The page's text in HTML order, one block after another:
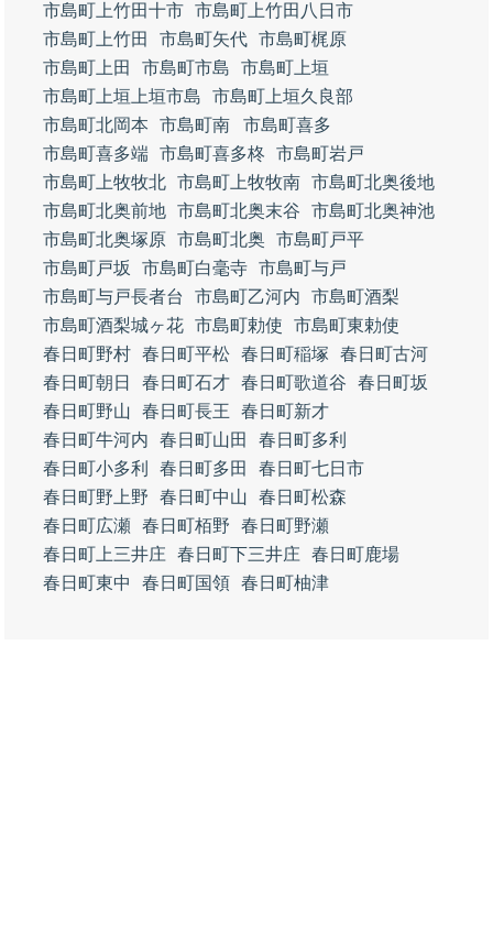
市島町上竹田十市 市島町上竹田八日市
市島町上竹田
市島町矢代 市島町梶原
市島町上田
市島町市島
市島町上垣
市島町上垣上垣市島
市島町上垣久良部
市島町北岡本
市島町南
市島町喜多
市島町喜多端 市島町喜多柊
市島町岩戸
市島町上牧牧北 市島町上牧牧南 市島町北奥後地
市島町北奥前地 市島町北奥末谷
市島町北奥神池
市島町北奥塚原 市島町北奥
市島町戸平
市島町戸坂
市島町白毫寺 市島町与戸
市島町与戸長者台
市島町乙河内
市島町酒梨
市島町酒梨城ヶ花 市島町勅使
市島町東勅使
春日町野村 春日町平松 春日町稲塚
春日町古河
春日町朝日
春日町石才 春日町歌道谷
春日町坂
春日町野山
春日町長王
春日町新才
春日町牛河内
春日町山田
春日町多利
春日町小多利
春日町多田
春日町七日市
春日町野上野
春日町中山
春日町松森
春日町広瀬 春日町栢野
春日町野瀬
春日町上三井庄
春日町下三井庄
春日町鹿場
春日町東中
春日町国領 春日町柚津